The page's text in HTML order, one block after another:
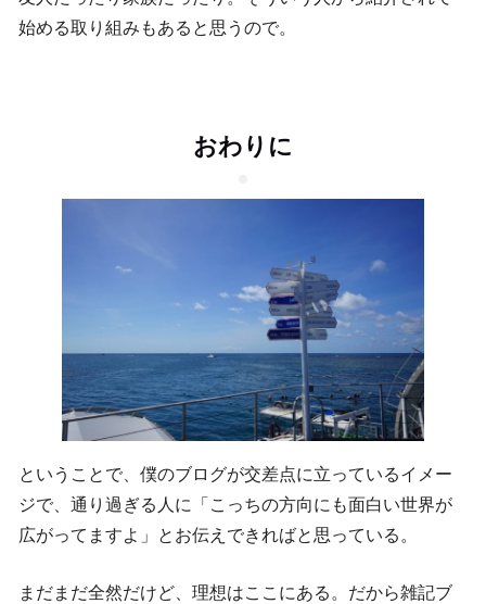
始める取り組みもあると思うので。
おわりに
ということで、僕のブログが交差点に立っているイメー
ジで、通り過ぎる人に「こっちの方向にも面白い世界が
広がってますよ」とお伝えできればと思っている。
まだまだ全然だけど、理想はここにある。だから雑記ブ